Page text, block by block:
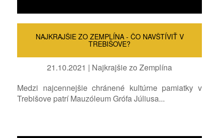
NAJKRAJŠIE ZO ZEMPLÍNA - ČO NAVŠTÍVIŤ V
TREBIŠOVE?
21.10.2021 | Najkrajšie zo Zemplína
Medzi najcennejšie chránené kultúrne pamiatky v
Trebišove patrí Mauzóleum Grófa Júliusa...